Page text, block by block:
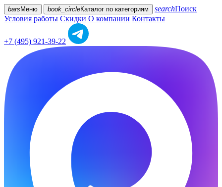
bars Меню book_circleКаталог по категориям searchПоиск
Условия работы Скидки О компании Контакты
+7 (495) 921-39-22